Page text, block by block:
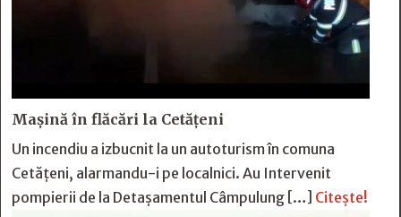
Mașină în flăcări la Cetățeni
Un incendiu a izbucnit la un autoturism în comuna
Cetățeni, alarmandu-i pe localnici. Au Intervenit
pompierii de la Detașamentul Câmpulung […] Citește!